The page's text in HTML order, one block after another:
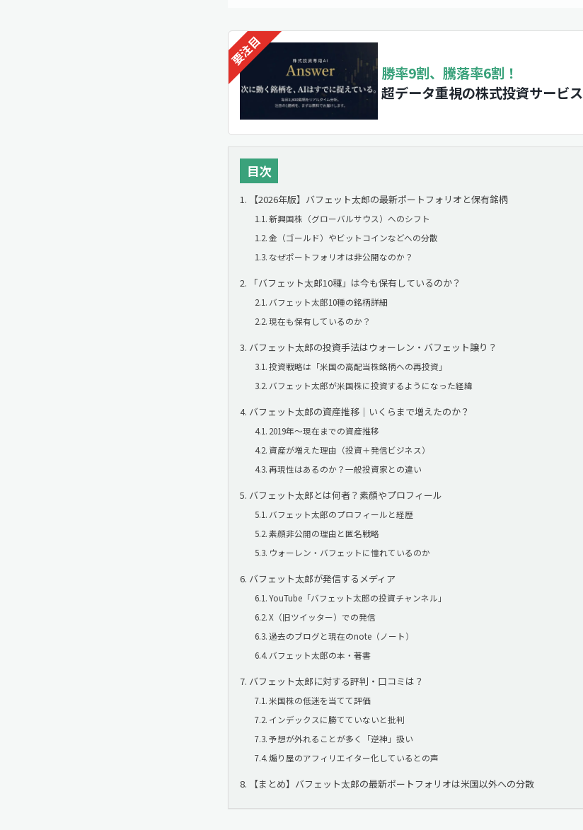
勝率9割、騰落率6割！
超データ重視の株式投資サービス
目次
【2026年版】バフェット太郎の最新ポートフォリオと保有銘柄
新興国株（グローバルサウス）へのシフト
金（ゴールド）やビットコインなどへの分散
なぜポートフォリオは非公開なのか？
「バフェット太郎10種」は今も保有しているのか？
バフェット太郎10種の銘柄詳細
現在も保有しているのか？
バフェット太郎の投資手法はウォーレン・バフェット譲り？
投資戦略は「米国の高配当株銘柄への再投資」
バフェット太郎が米国株に投資するようになった経緯
バフェット太郎の資産推移｜いくらまで増えたのか？
2019年～現在までの資産推移
資産が増えた理由（投資＋発信ビジネス）
再現性はあるのか？一般投資家との違い
バフェット太郎とは何者？素顔やプロフィール
バフェット太郎のプロフィールと経歴
素顔非公開の理由と匿名戦略
ウォーレン・バフェットに憧れているのか
バフェット太郎が発信するメディア
YouTube「バフェット太郎の投資チャンネル」
X（旧ツイッター）での発信
過去のブログと現在のnote（ノート）
バフェット太郎の本・著書
バフェット太郎に対する評判・口コミは？
米国株の低迷を当てて評価
インデックスに勝てていないと批判
予想が外れることが多く「逆神」扱い
煽り屋のアフィリエイター化しているとの声
【まとめ】バフェット太郎の最新ポートフォリオは米国以外への分散